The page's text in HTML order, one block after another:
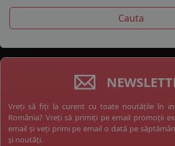
Vreți să fiți la curent cu toate noutățile în
România? Vreți să primiți pe email promoții
email și veți primi pe email o dată pe
și noutăți.